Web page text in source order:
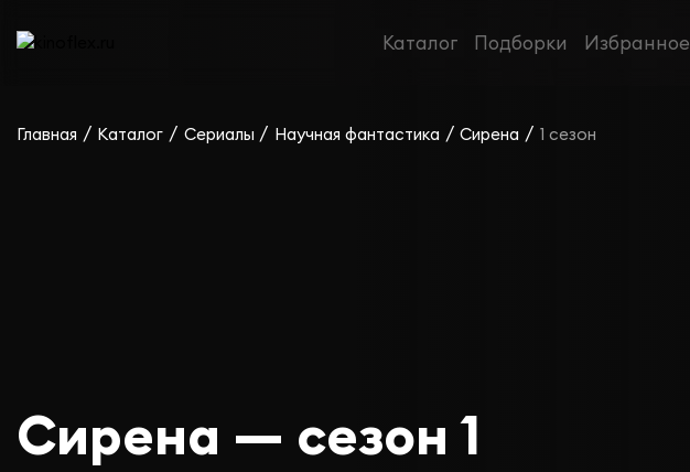
Каталог Подборки Избранное
Главная / Каталог / Сериалы / Научная фантастика / Сирена / 1 сезон
Сирена — сезон 1